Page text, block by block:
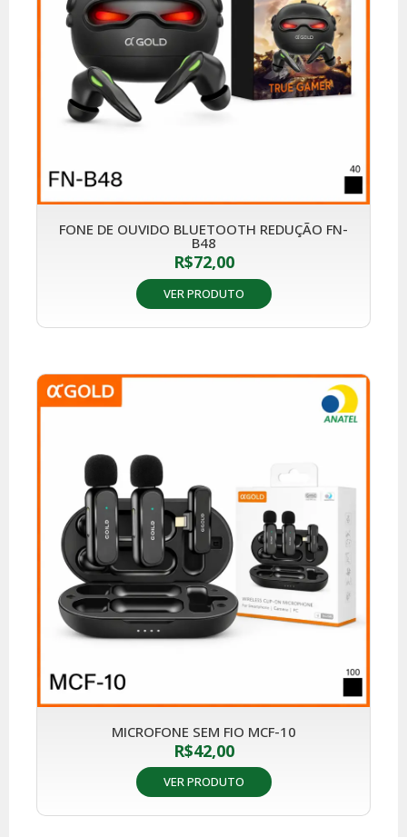
FONE DE OUVIDO BLUETOOTH REDUÇÃO FN-
B48
R$72,00
VER PRODUTO
MICROFONE SEM FIO MCF-10
R$42,00
VER PRODUTO